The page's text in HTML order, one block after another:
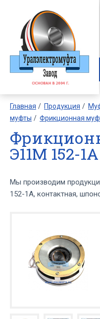
Главная Продукция
муфты
Фрикционная
Э11М 152-1А
Мы производим
152-1А, контактная,